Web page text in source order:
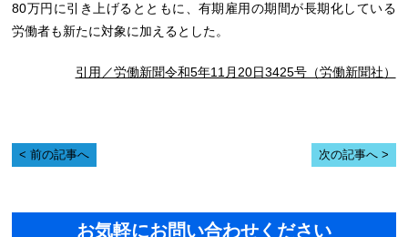
80万円に引き上げるとともに、有期雇用の期間が長期化している
労働者も新たに対象に加えるとした。
引用／労働新聞令和5年11月20日3425号（労働新聞社）
前の記事へ 次の記事へ
お気軽にお問い合わせください